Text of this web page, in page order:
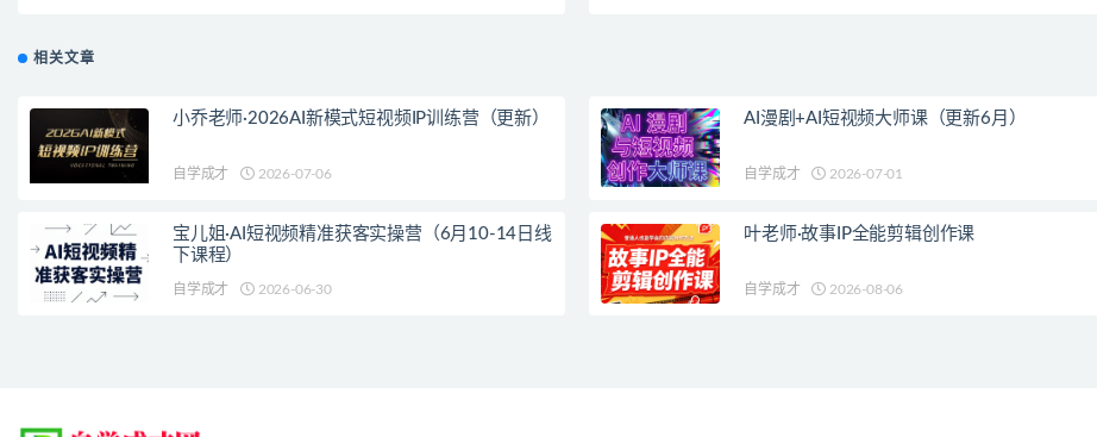
相关文章
小乔老师·2026AI新模式短视频IP训练营（更新）
自学成才 2026-07-06
AI漫剧+AI短视频大师课（更新6月）
自学成才 2026-07-01
宝儿姐·AI短视频精准获客实操营（6月10-14日线
下课程）
自学成才 2026-06-30
叶老师·故事IP全能剪辑创作课
自学成才 2026-08-06